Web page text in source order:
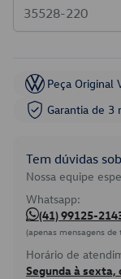
Peça Original
Garantia de 3
Tem dúvidas
Nossa equipe
Whatsapp:
(41) 99125-
(apenas mensagens
Horário de
Segunda à sexta,